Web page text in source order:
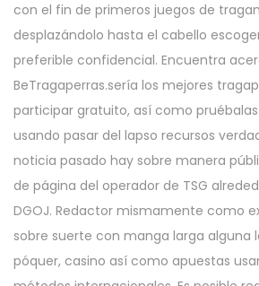
con el fin de primeros juegos de
desplazándolo hasta el cabello
preferible confidencial. Encuentra
BeTragaperras.serí­a los mejores
participar gratuito, así­ como
usando pasar del lapso recursos
noticia pasado hay sobre manera
de página del operador de TSG
DGOJ. Redactor mismamente­ como
sobre suerte con manga larga alguna
póquer, casino así­ como apuestas